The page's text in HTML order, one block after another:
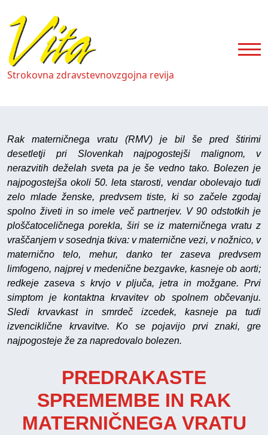
Strokovna zdravstevnovzgojna revija
Rak materničnega vratu (RMV) je bil še pred štirimi
desetletji pri Slovenkah najpogostejši malignom, v
nerazvitih deželah sveta pa je še vedno tako. Bolezen je
najpogostejša okoli 50. leta starosti, vendar obolevajo tudi
zelo mlade ženske, predvsem tiste, ki so začele zgodaj
spolno živeti in so imele več partnerjev. V 90 odstotkih je
ploščatoceličnega porekla, širi se iz materničnega vratu z
vraščanjem v sosednja tkiva: v maternične vezi, v nožnico, v
maternično telo, mehur, danko ter zaseva predvsem
limfogeno, najprej v medenične bezgavke, kasneje ob aorti;
redkeje zaseva s krvjo v pljuča, jetra in možgane. Prvi
simptom je kontaktna krvavitev ob spolnem občevanju.
Sledi krvavkast in smrdeč izcedek, kasneje pa tudi
izvenciklične krvavitve. Ko se pojavijo prvi znaki, gre
najpogosteje že za napredovalo bolezen.
PREDRAKASTE
SPREMEMBE IN RAK
MATERNIČNEGA VRATU